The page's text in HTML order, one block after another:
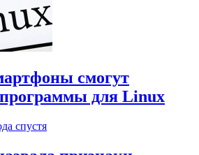
смогут
программы для Linux
спустя